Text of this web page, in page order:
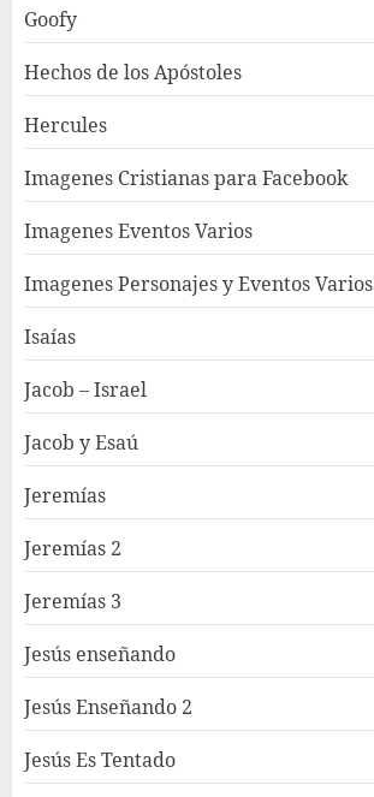
Goofy
Hechos de los Apóstoles
Hercules
Imagenes Cristianas para Facebook
Imagenes Eventos Varios
Imagenes Personajes y Eventos Varios
Isaías
Jacob – Israel
Jacob y Esaú
Jeremías
Jeremías 2
Jeremías 3
Jesús enseñando
Jesús Enseñando 2
Jesús Es Tentado